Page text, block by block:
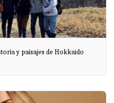
y paisajes de Hokkaido